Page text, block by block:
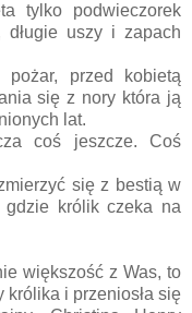
tylko podwieczorek
długie uszy i zapach
przed kobietą
się z nory która ją
lat.
coś jeszcze. Coś
się z bestią w
gdzie królik czeka na
większość z Was, to
królika i przeniosła się